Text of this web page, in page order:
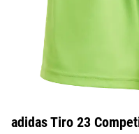
adidas Tiro 23